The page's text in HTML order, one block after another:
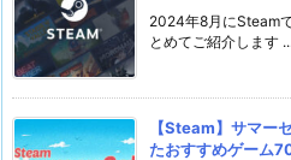
2024年8月にSteam
とめてご紹介します ...
【Steam】サマー
たおすすめゲーム